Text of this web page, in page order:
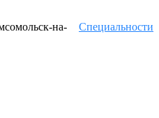
Специальности
на-